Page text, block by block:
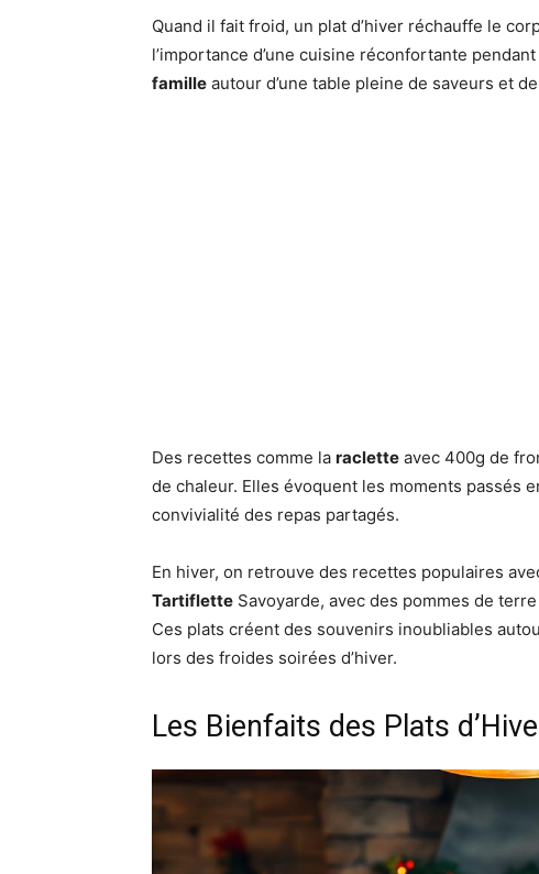
Quand il fait froid, un plat d’hiver réchauffe le
l’importance d’une cuisine réconfortante
famille autour d’une table pleine de saveurs et
Des recettes comme la raclette avec 400g de
de chaleur. Elles évoquent les moments passés
convivialité des repas partagés.
En hiver, on retrouve des recettes populaires
Tartiflette Savoyarde, avec des pommes de
Ces plats créent des souvenirs inoubliables
lors des froides soirées d’hiver.
Les Bienfaits des Plats